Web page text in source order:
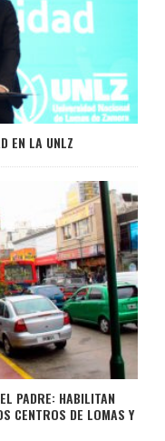
EN LA UNLZ
PADRE: HABILITAN
CENTROS DE LOMAS Y